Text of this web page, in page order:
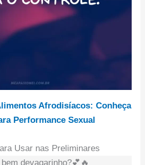
Afrodisíacos: Conheça
Performance Sexual
Usar nas Preliminares
devagarinho?💕🔥